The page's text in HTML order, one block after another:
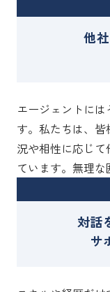
他
エージェントに
す。私たちは、
況や相性に応じ
ています。無理な
対話
サ